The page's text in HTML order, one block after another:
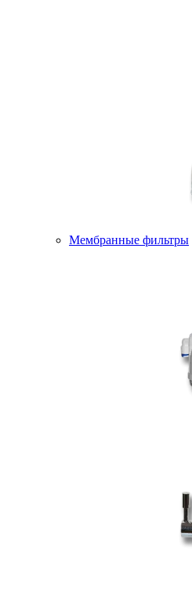
Мембранные фильтры